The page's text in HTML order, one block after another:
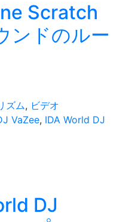
Scratch
ンドのルー
ズム, ビデオ
VaZee, IDA World DJ
DJ